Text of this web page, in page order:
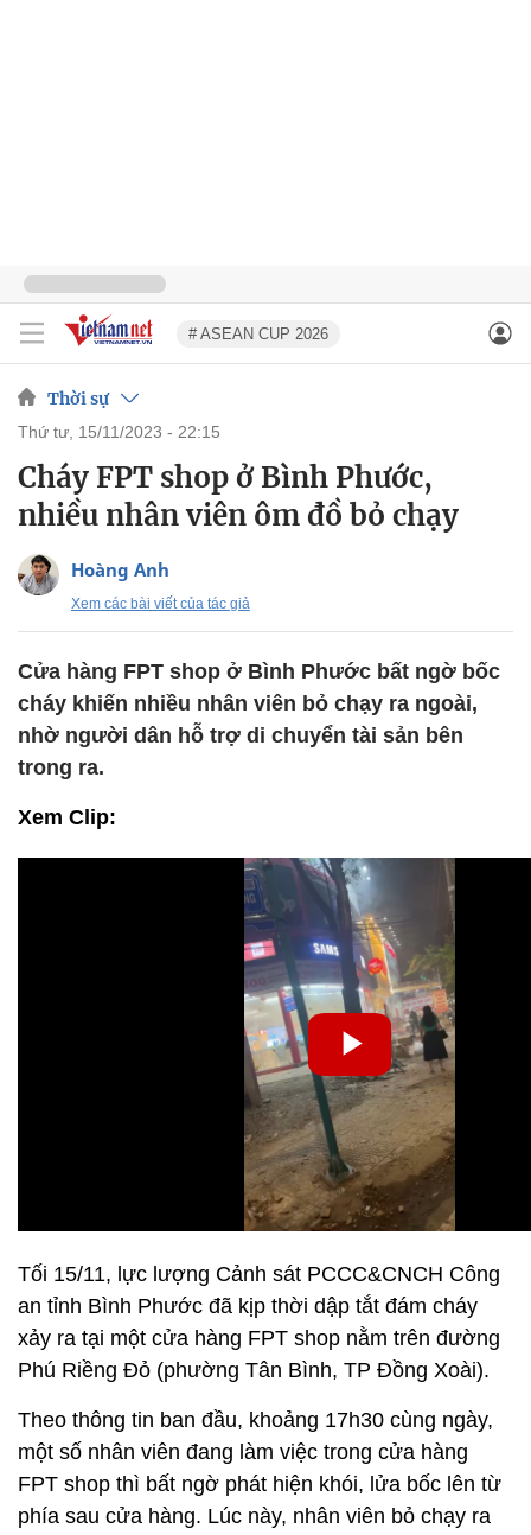
# ASEAN CUP 2026
Thời sự
thứ tư, 15/11/2023 - 22:15
Cháy FPT shop ở Bình Phước,
nhiều nhân viên ôm đồ bỏ chạy
Hoàng Anh
Xem các bài viết của tác giả
Cửa hàng FPT shop ở Bình Phước bất ngờ bốc
cháy khiến nhiều nhân viên bỏ chạy ra ngoài,
nhờ người dân hỗ trợ di chuyển tài sản bên
trong ra.
Xem Clip:
Tối 15/11, lực lượng Cảnh sát PCCC&CNCH Công
an tỉnh Bình Phước đã kịp thời dập tắt đám cháy
xảy ra tại một cửa hàng FPT shop nằm trên đường
Phú Riềng Đỏ (phường Tân Bình, TP Đồng Xoài).
Theo thông tin ban đầu, khoảng 17h30 cùng ngày,
một số nhân viên đang làm việc trong cửa hàng
FPT shop thì bất ngờ phát hiện khói, lửa bốc lên từ
phía sau cửa hàng. Lúc này, nhân viên bỏ chạy ra